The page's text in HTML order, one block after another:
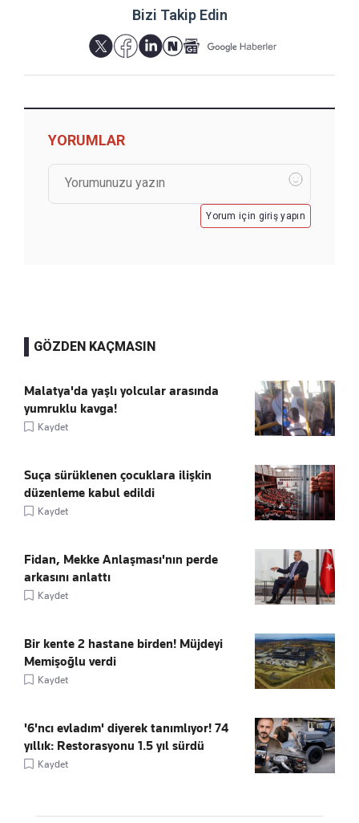
Bizi Takip Edin
YORUMLAR
Yorum için giriş yapın
GÖZDEN KAÇMASIN
Malatya'da yaşlı yolcular arasında
yumruklu kavga!
Kaydet
Suça sürüklenen çocuklara ilişkin
düzenleme kabul edildi
Kaydet
Fidan, Mekke Anlaşması'nın perde
arkasını anlattı
Kaydet
Bir kente 2 hastane birden! Müjdeyi
Memişoğlu verdi
Kaydet
'6'ncı evladım' diyerek tanımlıyor! 74
yıllık: Restorasyonu 1.5 yıl sürdü
Kaydet